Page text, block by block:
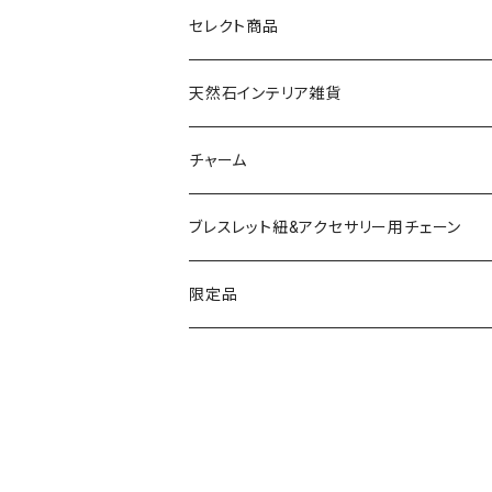
天然石
ドゥルージー
ソーラークォーツ
コッパー
アゲート
セレクト商品
天然石インテリア雑貨
天然石スライスコースター
天然石キャンドルホルダー
チャーム
ブレスレット紐&アクセサリー用チェーン
ネックレスチェーン
限定品